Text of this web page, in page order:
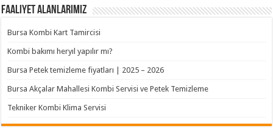
Faaliyet Alanlarımız
Bursa Kombi Kart Tamircisi
Kombi bakımı heryıl yapılır mı?
Bursa Petek temizleme fiyatları | 2025 – 2026
Bursa Akçalar Mahallesi Kombi Servisi ve Petek Temizleme
Tekniker Kombi Klima Servisi